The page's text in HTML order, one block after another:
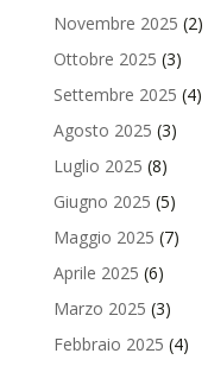
Novembre 2025 (2)
Ottobre 2025 (3)
Settembre 2025 (4)
Agosto 2025 (3)
Luglio 2025 (8)
Giugno 2025 (5)
Maggio 2025 (7)
Aprile 2025 (6)
Marzo 2025 (3)
Febbraio 2025 (4)